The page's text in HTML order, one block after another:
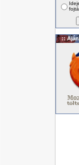
::